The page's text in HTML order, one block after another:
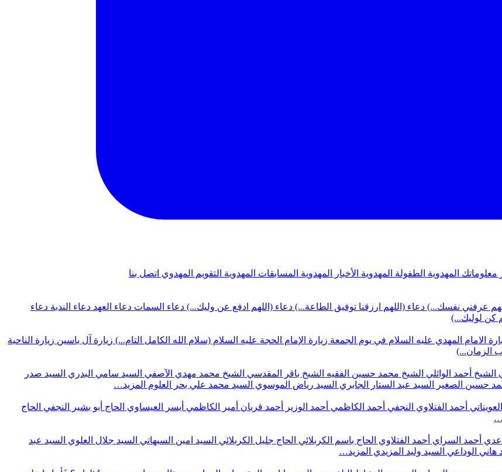
معلوماتك المهدوية الطفولة المهدوية الأخبار المهدوية المسابقات المهدوية التقويم المهدوي اتصل بنا
عرفني نفسك...) دعاء (اللهم ارزقنا توفيق الطاعة...) دعاء (اللهم ادفع عن وليك...) دعاء السمات دعاء العهد دعاء الندبة دعاء
كن لوليك...)
الامام المهدي عليه السلام في يوم الجمعة زيارة الإمام الحجة عليه السلام (سلام الله الكامل التام...) زيارة آل ياسين زيارة الناحية
الزمان...)
الشيخ أحمد الوائلي الشيخ محمد حسين الفقيه الشيخ باقر المقدسي الشيخ محمد مهدي الآصفي السيد سامي البدري السيد صدر
حسين الصغير السيد عبد الستار الجابري السيد رياض الموسوي السيد محمد علي بحر العلوم المزيد…
أحمد الفتلاوي النجفي أحمد الكاظمي أحمد الوزير أحمد قربان أمير الكاظمي أيسر العيساوي الحاج أبو بشير النجفي الحاج
أحمد السراي أحمد الفتلاوي الحاج باسم الكربلائي الحاج جليل الكربلائي السيد امين السيهاتي السيد جلال العلوي السيد عبد
هاني الوداعي السيد وليد المزيدي المزيد…